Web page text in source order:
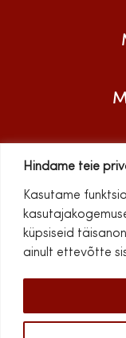
Hindame teie
Kasutame
küpsiseid
ainult ettevõtte
©